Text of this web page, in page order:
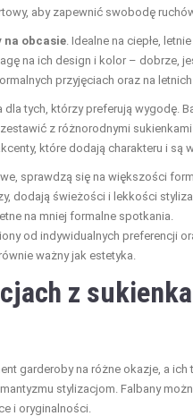
aby zapewnić swobodę
na obcasie . Idealne na ciepłe,
na ich design i kolor – dobrze,
przyjęciach oraz na letnich
tych, którzy preferują wygodę.
z różnorodnymi
które dodają charakteru i są
sprawdzą się na większości
dodają świeżości i lekkości
na mniej formalne spotkania.
od indywidualnych preferencji
ważny jak estetyka.
z
garderoby na różne okazje, a
stylizacjom. Falbany
i oryginalności.